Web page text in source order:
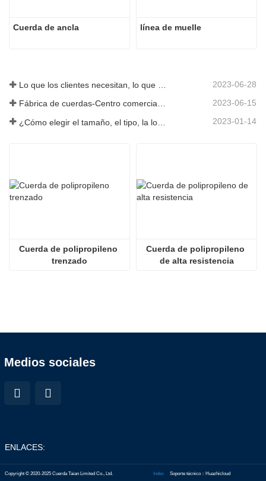
Cuerda de ancla línea de muelle
2023-06-28
Fábrica de cuerdas-Centro comercial integral-Tai an Rope LTD 2023-06-15
2023-01-14
Cuerda de polipropileno
trenzado
Cuerda de polipropileno
de alta resistencia
Medios sociales
ENLACES:
Copyright © 2020-2025 Cuerda Taian Limited Co., Ltd. Soporte técnico：Huazhicloud
Index